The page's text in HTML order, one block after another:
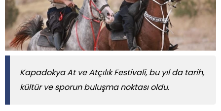
​​​​​​​Kapadokya At ve Atçılık Festivali, bu yıl da tarih,
kültür ve sporun buluşma noktası oldu.